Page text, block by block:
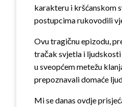
karakteru i kršćanskom
postupcima rukovodili
Ovu tragičnu epizodu,
tračak svjetla i
u sveopćem metežu
prepoznavali domaće
Mi se danas ovdje